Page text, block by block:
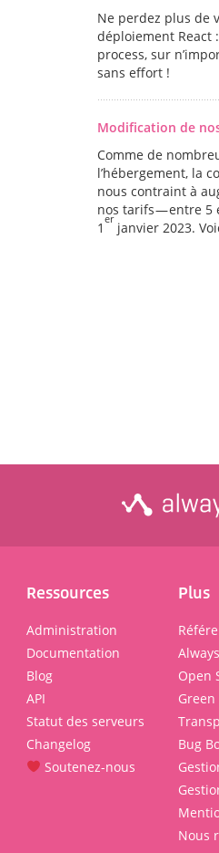
Ne perdez plus de
déploiement React
process, sur
sans effort !
Modification de
Comme de
l’hébergement, la
nous contraint à
nos tarifs — entre 5
1
er
janvier 2023.
Ressources
Administration
Documentation
Blog
API
Statut des serveurs
Changelog
Soutenez-nous
Plus
Open
Green
Bug
Nous